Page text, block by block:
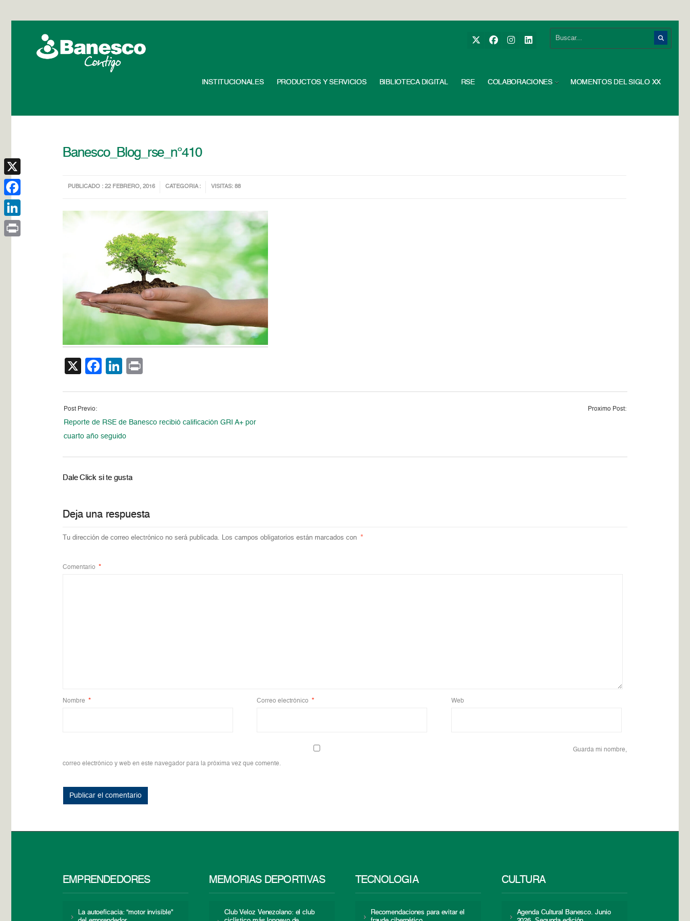
INSTITUCIONALES PRODUCTOS Y SERVICIOS BIBLIOTECA DIGITAL RSE COLABORACIONES MOMENTOS DEL SIGLO XX
Banesco_Blog_rse_n°410
PUBLICADO : 22 FEBRERO, 2016 CATEGORIA : VISITAS: 88
X Facebook
LinkedIn
Post Previo:
Reporte de RSE de Banesco recibió calificación GRI A+ por
cuarto año seguido
Proximo Post:
Dale Click si te gusta
Deja una respuesta
Tu dirección de correo electrónico no será publicada. Los campos obligatorios están marcados con *
Comentario *
Nombre * Correo electrónico * Web
Guarda mi nombre,
correo electrónico y web en este navegador para la próxima vez que comente.
EMPRENDEDORES
La autoeficacia: “motor invisible”
MEMORIAS DEPORTIVAS
Club Veloz Venezolano: el club
TECNOLOGÍA
Recomendaciones para evitar el
CULTURA
Agenda Cultural Banesco. Junio
X
Facebook
LinkedIn